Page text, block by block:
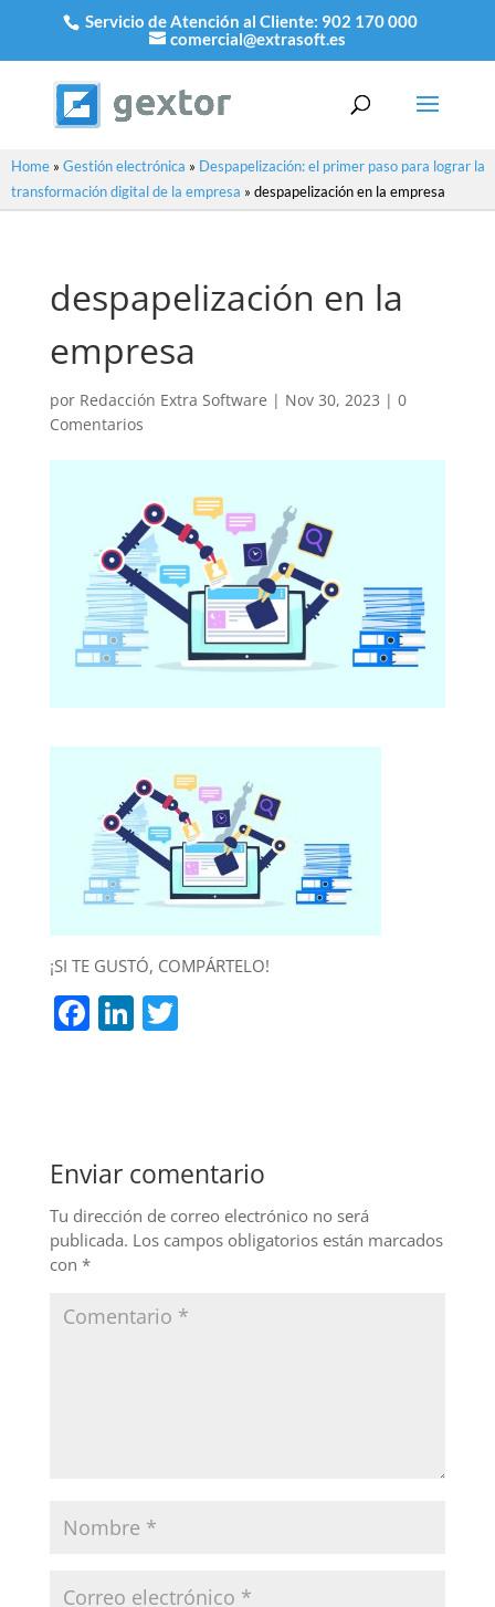
Servicio de Atención al Cliente: 902 170 000
comercial@extrasoft.es
Home » Gestión electrónica » Despapelización: el primer paso para lograr la
transformación digital de la empresa » despapelización en la empresa
despapelización en la
empresa
por Redacción Extra Software | Nov 30, 2023 | 0
Comentarios
¡SI TE GUSTÓ, COMPÁRTELO!
F
b
o
o
k
Li
n
T
Enviar comentario
Tu dirección de correo electrónico no será
publicada. Los campos obligatorios están marcados
con *